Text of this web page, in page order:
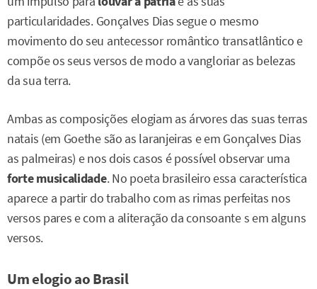
particularidades. Gonçalves Dias segue o mesmo
movimento do seu antecessor romântico transatlântico e
compõe os seus versos de modo a vangloriar as belezas
da sua terra.
Ambas as composições elogiam as árvores das suas terras
natais (em Goethe são as laranjeiras e em Gonçalves Dias
as palmeiras) e nos dois casos é possível observar uma
forte musicalidade. No poeta brasileiro essa característica
aparece a partir do trabalho com as rimas perfeitas nos
versos pares e com a aliteração da consoante s em alguns
versos.
Um elogio ao Brasil